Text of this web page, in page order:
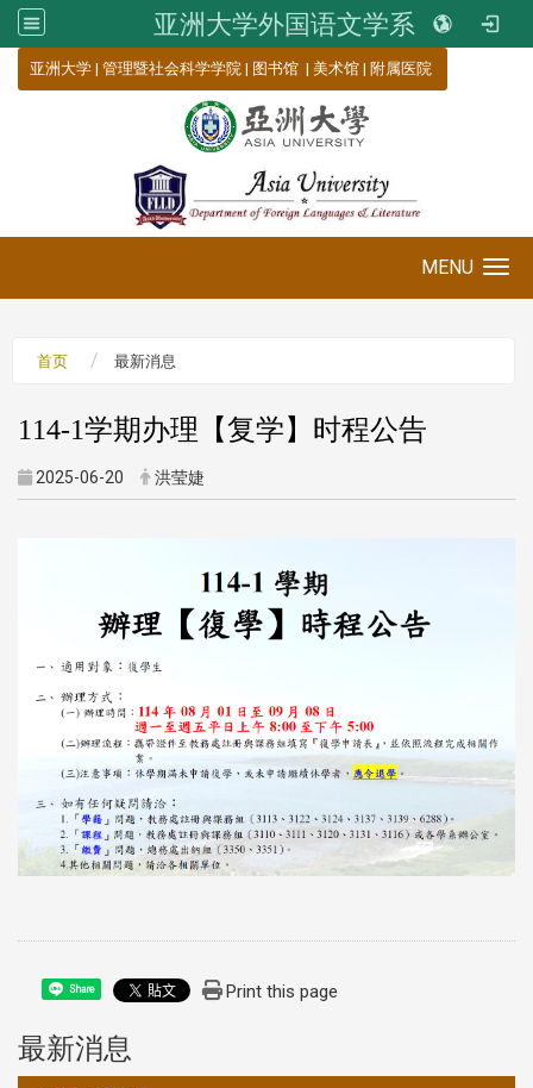
亚洲大学外国语文学系
亚洲大学 | 管理暨社会科学学院 | 图书馆 | 美术馆 | 附属医院
MENU
首页 最新消息
114-1学期办理【复学】时程公告
2025-06-20 洪莹婕
Share Print this page
最新消息